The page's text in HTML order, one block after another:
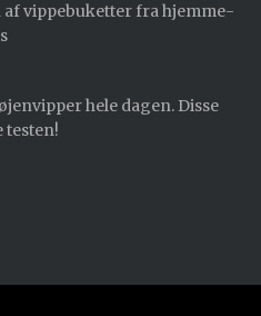
af vippebuketter fra hjemme-
hele dagen. Disse
testen!